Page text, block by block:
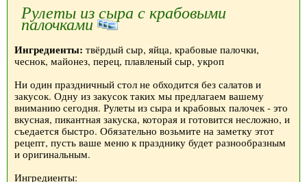
Рулеты из сыра с крабовыми
палочками
Ингредиенты: твёрдый сыр, яйца, крабовые палочки,
чеснок, майонез, перец, плавленый сыр, укроп
Ни один праздничный стол не обходится без салатов и
закусок. Одну из закусок таких мы предлагаем вашему
вниманию сегодня. Рулеты из сыра и крабовых палочек - это
вкусная, пикантная закуска, которая и готовится несложно, и
съедается быстро. Обязательно возьмите на заметку этот
рецепт, пусть ваше меню к празднику будет разнообразным
и оригинальным.
Ингредиенты: